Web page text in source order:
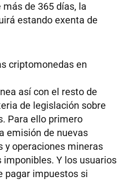
de 365 días, la
estando exenta de
criptomonedas en
así con el resto de
de legislación sobre
Para ello primero
emisión de nuevas
y operaciones mineras
imponibles. Y los usuarios
pagar impuestos si